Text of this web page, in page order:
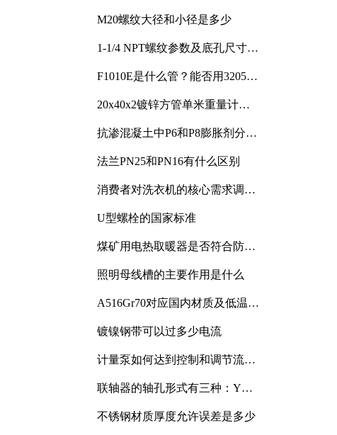
M20螺纹大径和小径是多少
1-1/4 NPT螺纹参数及底孔尺寸详
F1010E是什么管？能否用3205或
20x40x2镀锌方管单米重量计算
抗渗混凝土中P6和P8膨胀剂分别
法兰PN25和PN16有什么区别
消费者对洗衣机的核心需求调研
U型螺栓的国家标准
煤矿用电热取暖器是否符合防爆
照明母线槽的主要作用是什么
A516Gr70对应国内材质及低温冲
镀镍钢带可以过多少电流
计量泵如何达到控制和调节流量
联轴器的轴孔形式有三种：Y
不锈钢材质厚度允许误差是多少